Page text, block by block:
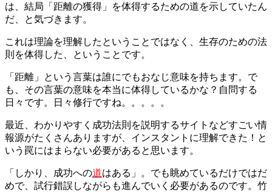
は、結局「距離の獲得」を体得するための道を示していたん
だ、と気づきます。
これは理論を理解したということではなく、生存のための法
則を体得した、ということです。
「距離」という言葉は誰にでもおなじ意味を持ちます。で
も、その言葉の意味を本当に体得しているかな？自問する
日々です。日々修行ですね。。。。。
最近、わかりやすく成功法則を説明するサイトなどすごい情
報源がたくさんありますが、インスタントに理解できた！と
いう罠にはまらない必要があると思います。
「しかり、成功への道はある」。でも眺めているだけではだ
めで、試行錯誤しながらも進んでいく必要があるのです。竹